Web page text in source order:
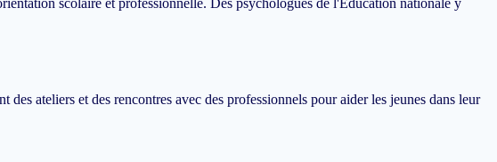
scolaire et professionnelle. Des psychologues de l'Éducation nationale y
ateliers et des rencontres avec des professionnels pour aider les jeunes dans leur